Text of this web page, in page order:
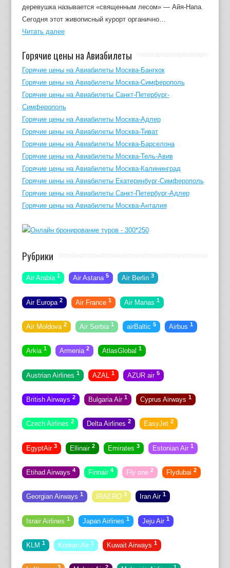
деревушка называется «священным лесом» — Айя-Напа.
Сегодня этот живописный курорт органично…
Читать далее
Горячие цены на Авиабилеты
Горячие цены на Авиабилеты Москва-Бангкок
Горячие цены на Авиабилеты Москва-Симферополь
Горячие цены на Авиабилеты Санкт-Петербург-
Симферополь
Горячие цены на Авиабилеты Москва-Адлер
Горячие цены на Авиабилеты Москва-Тиват
Горячие цены на Авиабилеты Москва-Барселона
Горячие цены на Авиабилеты Москва-Тель-Авив
Горячие цены на Авиабилеты Москва-Калининград
Горячие цены на Авиабилеты Екатеринбург-Симферополь
Горячие цены на Авиабилеты Санкт-Петербург-Адлер
Горячие цены на Авиабилеты Москва-Анталия
Рубрики
Air Arabia 1 Air Astana 5 Air Berlin 3
Air Europa 2 Air France 1 Air Manas 1
Air Moldova 2 Air Serbia 1 airBaltic 5 Airbus 1
Arkia 1 Armenia 2 AtlasGlobal 1
Austrian Airlines 1 AZAL 1 AZUR air 5
British Airways 2 Bulgaria Air 1 Cyprus Airways 1
Czech Airlines 2 Delta Airlines 2 EasyJet 2
EgyptAir 3 Ellinair 2 Emirates 3 Estonian Air 1
Etihad Airways 4 Finnair 4 Fly one 2 Flydubai 2
Georgian Airways 1 IRAERO 3 Iran Air 1
Israir Airlines 1 Japan Airlines 1 Jeju Air 1
KLM 1 Korean Air 1 Kuwait Airways 1